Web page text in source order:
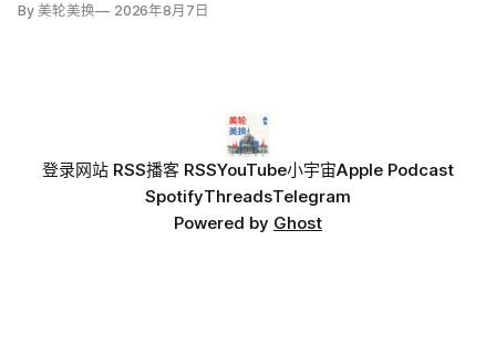
By 美轮美换 2026年8月7日
登录网站 RSS播客 RSSYouTube小宇宙Apple Podcast
SpotifyThreadsTelegram
Powered by Ghost